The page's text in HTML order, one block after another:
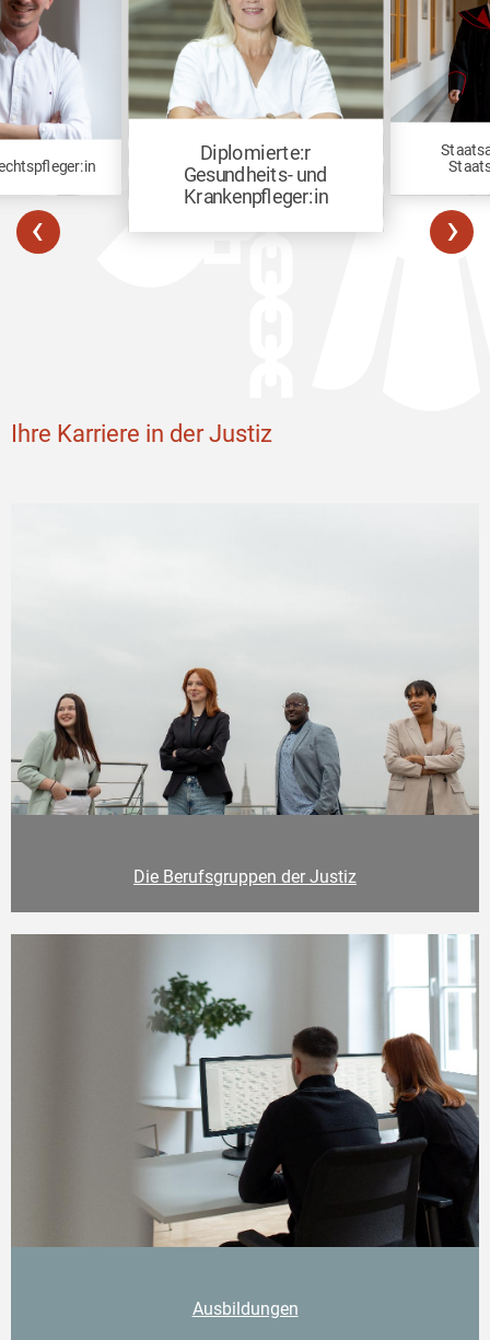
Diplomierte:r
Gesundheits- und
Krankenpfleger:in
‹ ›
Ihre Karriere in der Justiz
Die Berufsgruppen der Justiz
Ausbildungen